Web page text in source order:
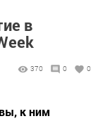
в
370 0 0
к ним